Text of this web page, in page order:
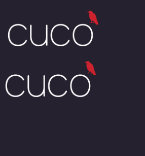
Categoría: